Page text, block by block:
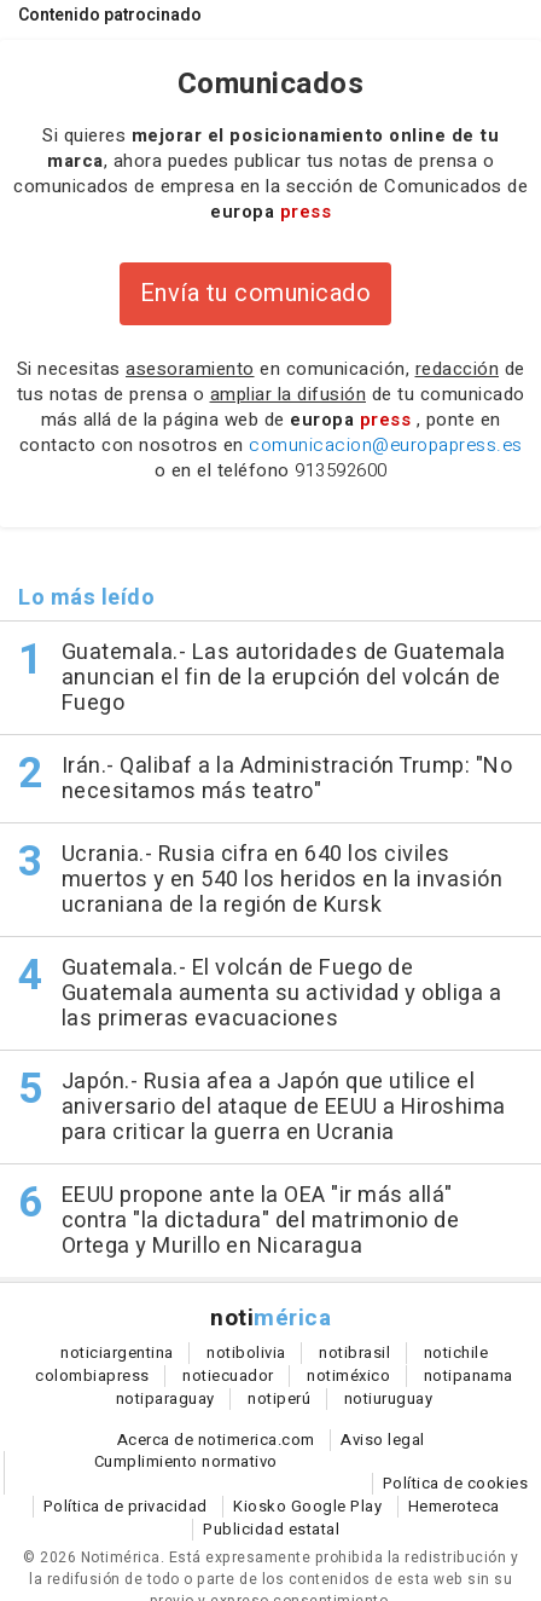
Contenido patrocinado
Comunicados
Si quieres mejorar el posicionamiento online de tu
marca, ahora puedes publicar tus notas de prensa o
comunicados de empresa en la sección de Comunicados de
europa press
Envía tu comunicado
Si necesitas asesoramiento en comunicación, redacción de
tus notas de prensa o ampliar la difusión de tu comunicado
más allá de la página web de europa press , ponte en
contacto con nosotros en comunicacion@europapress.es
o en el teléfono 913592600
Lo más leído
Guatemala.- Las autoridades de Guatemala
anuncian el fin de la erupción del volcán de
Fuego
Irán.- Qalibaf a la Administración Trump: "No
necesitamos más teatro"
Ucrania.- Rusia cifra en 640 los civiles
muertos y en 540 los heridos en la invasión
ucraniana de la región de Kursk
Guatemala.- El volcán de Fuego de
Guatemala aumenta su actividad y obliga a
las primeras evacuaciones
Japón.- Rusia afea a Japón que utilice el
aniversario del ataque de EEUU a Hiroshima
para criticar la guerra en Ucrania
EEUU propone ante la OEA "ir más allá"
contra "la dictadura" del matrimonio de
Ortega y Murillo en Nicaragua
notimérica
noticiargentina notibolivia notibrasil notichile
colombiapress notiecuador notiméxico notipanama
notiparaguay notiperú notiuruguay
Acerca de notimerica.com
Aviso legal
Cumplimiento normativo
Política de cookies
Política de privacidad
Kiosko Google Play
Hemeroteca
Publicidad estatal
© 2026 Notimérica. Está expresamente prohibida la redistribución y
la redifusión de todo o parte de los contenidos de esta web sin su